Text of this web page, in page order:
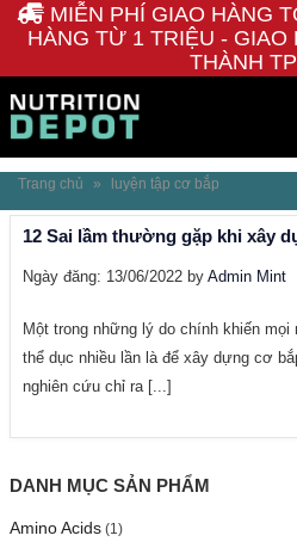
MIỄN PHÍ GIAO HÀNG
HÀNG TỪ 1 TRIỆU - GIAO
THÀNH
Trang chủ » luyện tập cơ bắp
12 Sai lầm thường gặp khi xây
Ngày đăng: 13/06/2022 by Admin Mint
Một trong những lý do chính khiến
thể dục nhiều lần là để xây dựng cơ
nghiên cứu chỉ ra [...]
DANH MỤC SẢN PHẨM
Amino Acids (1)